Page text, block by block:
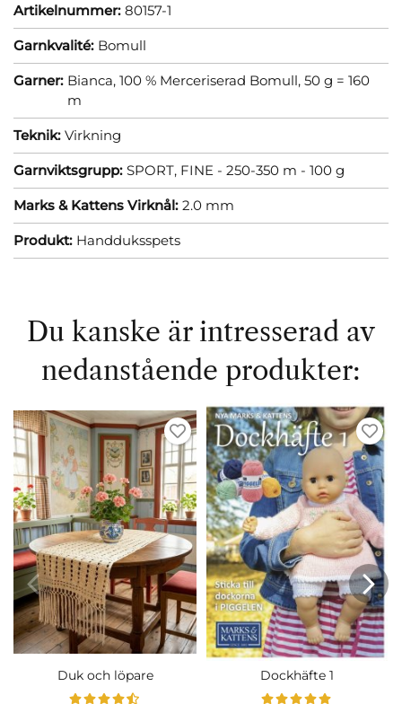
Artikelnummer: 80157-1
Garnkvalité: Bomull
Garner: Bianca, 100 % Merceriserad Bomull, 50 g = 160
m
Teknik: Virkning
Garnviktsgrupp: SPORT, FINE - 250-350 m - 100 g
Marks & Kattens Virknål: 2.0 mm
Produkt: Handduksspets
Du kanske är intresserad av
nedanstående produkter:
Duk och löpare Dockhäfte 1